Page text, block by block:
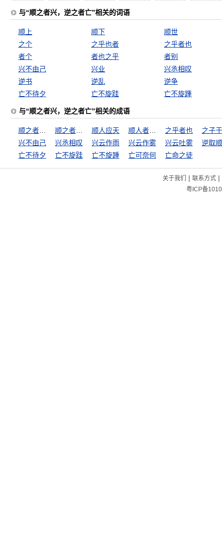
与“顺之者兴，逆之者亡”相关的词语
顺上 顺下
顺世
之个
之乎也者
之乎者也
者个
者也之乎
者别
兴不由己
兴业
兴丞相叹
逆书
逆乱
逆争
亡不待夕
亡不旋跬 亡不旋踵
与“顺之者兴，逆之者亡”相关的成语
顺人应天 之乎者也
之子
兴不由己
兴丞相叹 兴云作雨 兴云作雾 兴云吐雾
逆取
亡不待夕
亡不旋跬 亡不旋踵 亡可奈何 亡命之徒
关于我们 | 联系方式|
粤ICP备